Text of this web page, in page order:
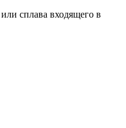
сплава входящего в